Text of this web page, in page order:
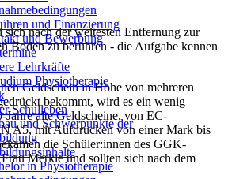
und Finanzierung
und Bewerbung
Lehrkräfte
Physiotherapie
Schulleben
und Schwerpunkte der
in Physiotherapie
nach der weitesten Entfernung zur
Boden zu berühren - die Aufgabe kennen
Geldschein in Höhe von mehreren
bekommt, wird es ein wenig
alte Geldscheine, von EC-
A5, mit Aufdrucken von einer Mark bis
die Schüler:innen des GGK-
Merkle und sollten sich nach dem